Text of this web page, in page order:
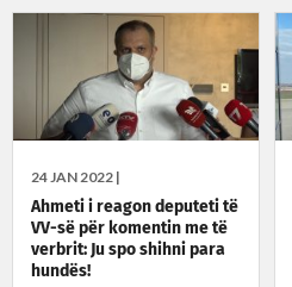
24 JAN 2022 |
Ahmeti i reagon deputeti të
VV-së për komentin me të
verbrit: Ju spo shihni para
hundës!